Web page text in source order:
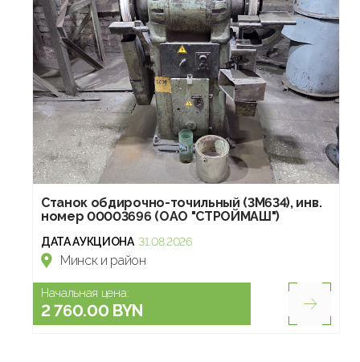
Станок обдирочно-точильный (3М634), инв.
номер 00003696 (ОАО "СТРОЙМАШ")
ДАТА АУКЦИОНА 31.08.2026
Минск и район
Начальная цена:
2 760.00 BYN